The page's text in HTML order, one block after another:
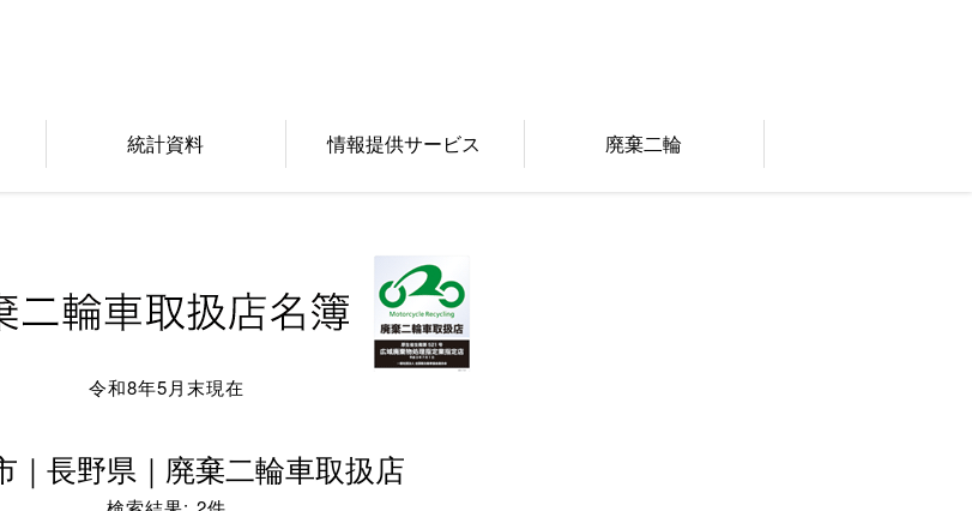
統計資料 情報提供サービス 廃棄二輪
令和8年5月末現在
｜長野県｜廃棄二輪車取扱店